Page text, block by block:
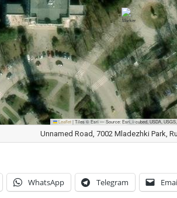
Leaflet|Tiles © Esri — Source: Esri, i-cubed, USDA, USGS,
Unnamed Road, 7002 Mladezhki Park,
WhatsApp Telegram